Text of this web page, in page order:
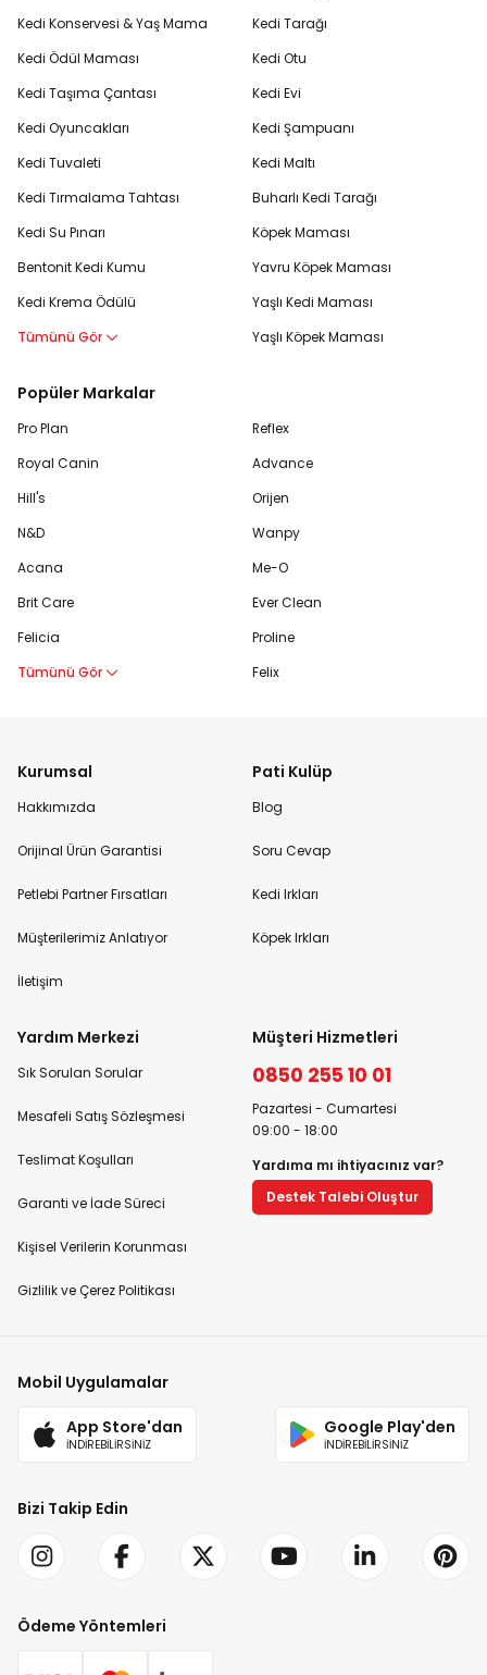
Kedi Konservesi & Yaş Mama
Kedi Ödül Maması
Kedi Taşıma Çantası
Kedi Oyuncakları
Kedi Tuvaleti
Kedi Tırmalama Tahtası
Kedi Su Pınarı
Bentonit Kedi Kumu
Kedi Krema Ödülü
Tümünü Gör
Kedi Tarağı
Kedi Otu
Kedi Evi
Kedi Şampuanı
Kedi Maltı
Buharlı Kedi Tarağı
Köpek Maması
Yavru Köpek Maması
Yaşlı Kedi Maması
Yaşlı Köpek Maması
Popüler Markalar
Pro Plan
Royal Canin
Hill's
N&D
Acana
Brit Care
Felicia
Tümünü Gör
Reflex
Advance
Orijen
Wanpy
Me-O
Ever Clean
Proline
Felix
Kurumsal
Hakkımızda
Orijinal Ürün Garantisi
Petlebi Partner Fırsatları
Müşterilerimiz Anlatıyor
İletişim
Pati Kulüp
Blog
Soru Cevap
Kedi Irkları
Köpek Irkları
Yardım Merkezi
Sık Sorulan Sorular
Mesafeli Satış Sözleşmesi
Teslimat Koşulları
Garanti ve İade Süreci
Kişisel Verilerin Korunması
Gizlilik ve Çerez Politikası
Müşteri Hizmetleri
0850 255 10 01
Pazartesi - Cumartesi
09:00 - 18:00
Yardıma mı ihtiyacınız var?
Destek Talebi Oluştur
Mobil Uygulamalar
App Store'dan
İNDİREBİLİRSİNİZ
Google Play'den
İNDİREBİLİRSİNİZ
Bizi Takip Edin
Ödeme Yöntemleri